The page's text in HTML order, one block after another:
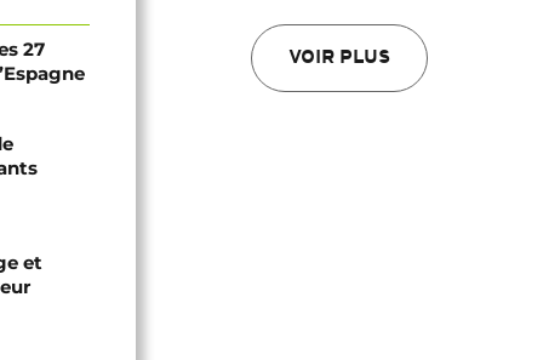
VOIR PLUS
27
et